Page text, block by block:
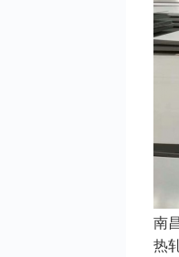
南
热